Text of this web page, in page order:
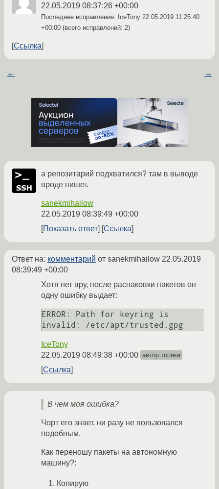
22.05.2019 08:37:26 +00:00
Последнее исправление: IceTony 22.05.2019 11:25:40
+00:00 (всего исправлений: 2)
Ссылка
← →
а репозитарий подхватился? там в выводе
вроде пишет.
sanekmihailow
22.05.2019 08:39:49 +00:00
Показать ответ
Ссылка
Ответ на: комментарий от sanekmihailow 22.05.2019
08:39:49 +00:00
Хотя нет вру, после распаковки пакетов он
одну ошибку выдает:
ERROR: Path for keyring is
invalid: /etc/apt/trusted.gpg
IceTony
22.05.2019 08:49:38 +00:00 автор топика
Ссылка
В чем моя ошибка?
Чорт его знает, ни разу не пользовался
подобным.
Как переношу пакеты на автономную
машину?:
Копирую